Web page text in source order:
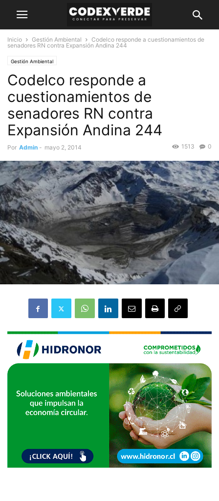
Inicio Gestión Ambiental
Codelco responde a cuestionamientos de
senadores RN contra Expansión Andina 244
Gestión Ambiental
Codelco responde a
cuestionamientos de
senadores RN contra
Expansión Andina 244
Por Admin - mayo 2, 2014 0
1513